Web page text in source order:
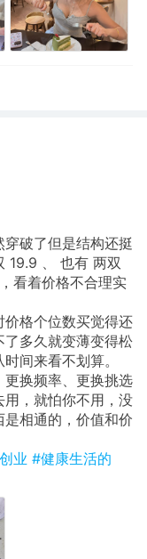
破了但是结构还挺
19.9 、 也有 两双
看着价格不合理实
格个位数买觉得还
多久就变薄变得松
间来看不划算。
换频率、更换挑选
，就怕你不用，没
相通的，价值和价
业 #健康生活的